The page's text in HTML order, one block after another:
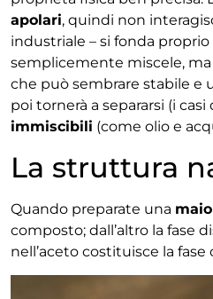
apolari, quindi non
industriale – si fonda proprio
semplicemente miscele,
che può sembrare stabile e
poi tornerà a separarsi (i casi
immiscibili (come olio e
La struttura
Quando preparate una
composto; dall’altro la fase
nell’aceto costituisce la